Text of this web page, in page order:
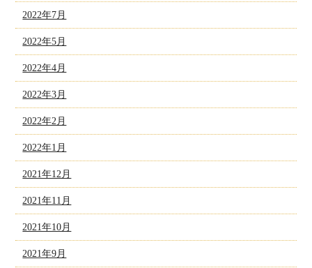
2022年7月
2022年5月
2022年4月
2022年3月
2022年2月
2022年1月
2021年12月
2021年11月
2021年10月
2021年9月